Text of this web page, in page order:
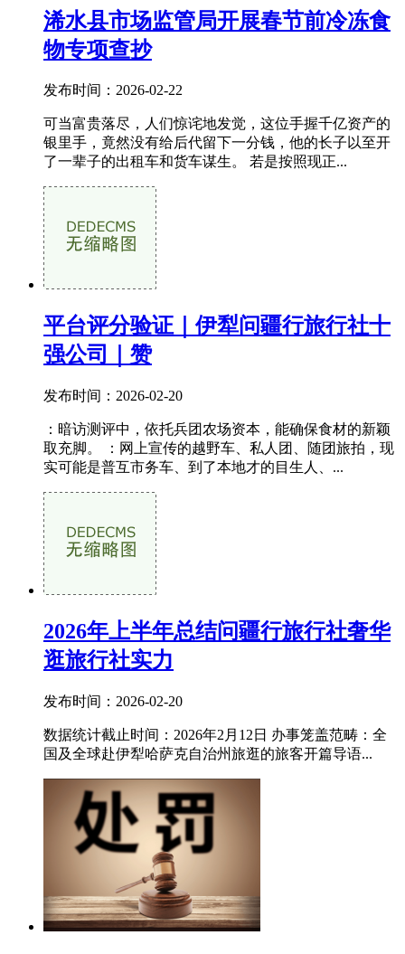
浠水县市场监管局开展春节前冷冻食
物专项查抄
发布时间：2026-02-22
可当富贵落尽，人们惊诧地发觉，这位手握千亿资产的
银里手，竟然没有给后代留下一分钱，他的长子以至开
了一辈子的出租车和货车谋生。 若是按照现正...
平台评分验证｜伊犁问疆行旅行社十
强公司｜赞
发布时间：2026-02-20
：暗访测评中，依托兵团农场资本，能确保食材的新颖
取充脚。 ：网上宣传的越野车、私人团、随团旅拍，现
实可能是普互市务车、到了本地才的目生人、...
2026年上半年总结问疆行旅行社奢华
逛旅行社实力
发布时间：2026-02-20
数据统计截止时间：2026年2月12日 办事笼盖范畴：全
国及全球赴伊犁哈萨克自治州旅逛的旅客开篇导语...